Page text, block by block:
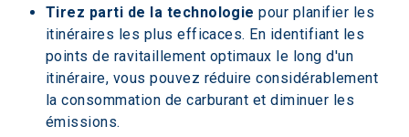
Tirez parti de la technologie pour planifier les
itinéraires les plus efficaces. En identifiant les
points de ravitaillement optimaux le long d'un
itinéraire, vous pouvez réduire considérablement
la consommation de carburant et diminuer les
émissions.